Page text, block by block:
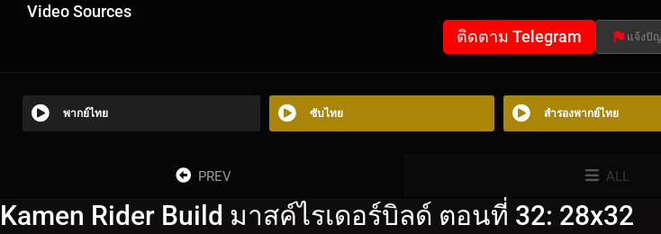
Video Sources
ติดตาม Telegram แจ้งปั
พากย์ไทย ซับไทย สำรองพากย์ไทย
PREV ALL
Kamen Rider Build มาสค์ไรเดอร์บิลด์ ตอนที่ 32: 28x32